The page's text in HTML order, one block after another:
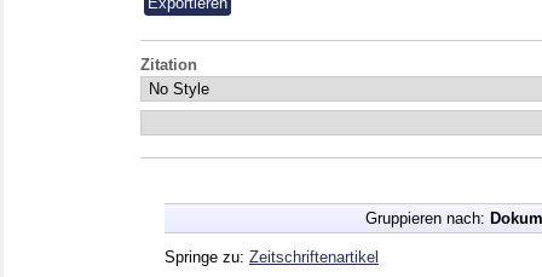
Zitation
Gruppieren nach:
Springe zu: Zeitschriftenartikel